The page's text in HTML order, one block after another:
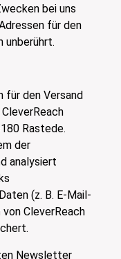
bei uns
für den
unberührt.
für den Versand
Rastede.
der
analysiert
(z. B. E-Mail-
CleverReach
Newsletter